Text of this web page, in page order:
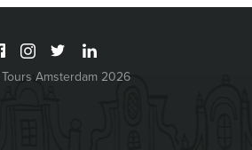
Amsterdam 2026